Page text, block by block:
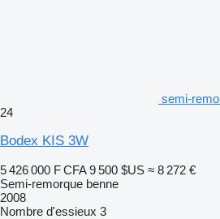
semi-
24
Bodex KIS 3W
5 426 000 F CFA 9 500 $US ≈ 8 272 €
Semi-remorque benne
2008
Nombre d'essieux 3